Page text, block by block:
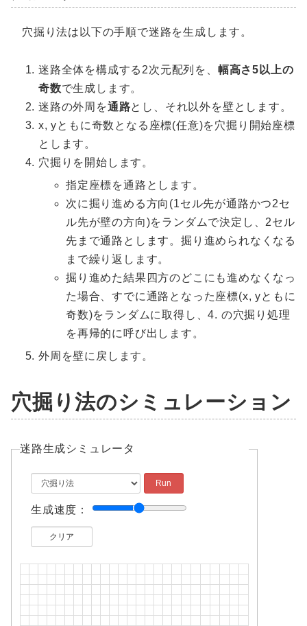
穴掘り法は以下の手順で迷路を生成します。
迷路全体を構成する2次元配列を、 幅高さ5以上の
奇数で生成します。
迷路の外周を通路とし、それ以外を壁とします。
x, yともに奇数となる座標(任意)を穴掘り開始座標
とします。
穴掘りを開始します。
指定座標を通路とします。
次に掘り進める方向(1セル先が通路かつ2セ
ル先が壁の方向)をランダムで決定し、2セル
先まで通路とします。掘り進められなくなる
まで繰り返します。
掘り進めた結果四方のどこにも進めなくなっ
た場合、すでに通路となった座標(x, yともに
奇数)をランダムに取得し、4. の穴掘り処理
を再帰的に呼び出します。
外周を壁に戻します。
穴掘り法のシミュレーション
迷路生成シミュレータ
生成速度：